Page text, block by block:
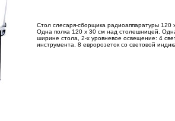
Стол слесаря-сборщика радиоаппаратуры
Одна полка 120 x 30 см над столешницей.
ширине стола, 2-х уровневое освещение: 4
инструмента, 8 евророзеток со световой